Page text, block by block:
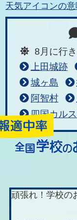
天気アイコンの
8月に行
上田城跡
城ヶ島
阿智村
四国カル
頑張れ！学校の